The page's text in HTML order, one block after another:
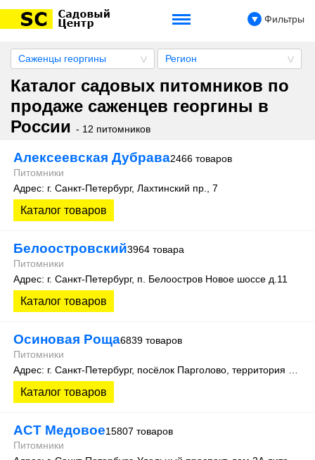
Фильтры
Саженцы георгины Регион
Каталог садовых питомников по
продаже саженцев георгины в
России - 12 питомников
Алексеевская Дубрава2466 товаров
Питомники
Адрес: г. Санкт-Петербург, Лахтинский пр., 7
Каталог товаров
Белоостровский3964 товара
Питомники
Адрес: г. Санкт-Петербург, п. Белоостров Новое шоссе д.11
Каталог товаров
Осиновая Роща6839 товаров
Питомники
Каталог товаров
АСТ Медовое15807 товаров
Питомники